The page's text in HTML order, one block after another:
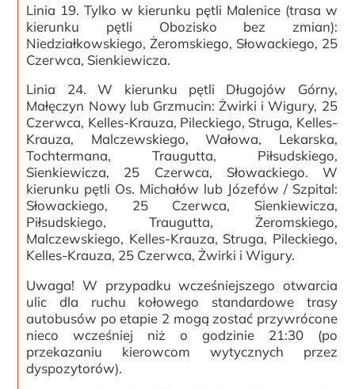
Linia 19. Tylko w kierunku pętli Malenice (trasa w
kierunku pętli Obozisko bez zmian):
Niedziałkowskiego, Żeromskiego, Słowackiego, 25
Czerwca, Sienkiewicza.
Linia 24. W kierunku pętli Długojów Górny,
Małęczyn Nowy lub Grzmucin: Żwirki i Wigury, 25
Czerwca, Kelles-Krauza, Pileckiego, Struga, Kelles-
Krauza, Malczewskiego, Wałowa, Lekarska,
Tochtermana, Traugutta, Piłsudskiego,
Sienkiewicza, 25 Czerwca, Słowackiego. W
kierunku pętli Os. Michałów lub Józefów / Szpital:
Słowackiego, 25 Czerwca, Sienkiewicza,
Piłsudskiego, Traugutta, Żeromskiego,
Malczewskiego, Kelles-Krauza, Struga, Pileckiego,
Kelles-Krauza, 25 Czerwca, Żwirki i Wigury.
Uwaga! W przypadku wcześniejszego otwarcia
ulic dla ruchu kołowego standardowe trasy
autobusów po etapie 2 mogą zostać przywrócone
nieco wcześniej niż o godzinie 21:30 (po
przekazaniu kierowcom wytycznych przez
dyspozytorów).